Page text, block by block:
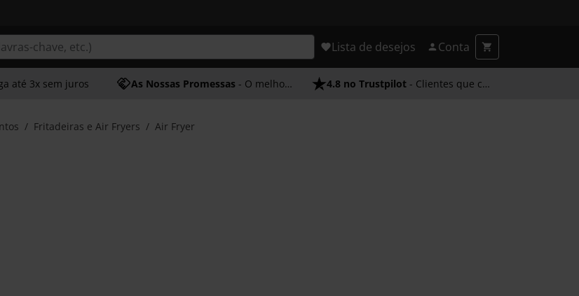
Lista de desejos Conta
até 3x sem juros As Nossas Promessas - O melhor atendimento 4.8 no Trustpilot - Clientes que confiam em nós
Fritadeiras e Air Fryers Air Fryer